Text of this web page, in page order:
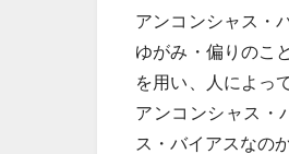
アンコンシャス・
ゆがみ・偏りのこ
を用い、人によっ
アンコンシャス・
ス・バイアスなの